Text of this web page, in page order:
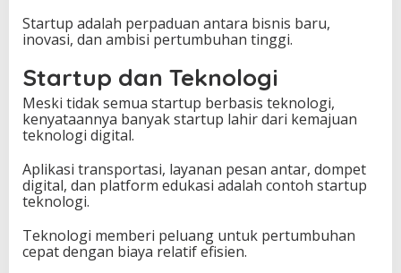
Startup adalah perpaduan antara bisnis baru,
inovasi, dan ambisi pertumbuhan tinggi.
Startup dan Teknologi
Meski tidak semua startup berbasis teknologi,
kenyataannya banyak startup lahir dari kemajuan
teknologi digital.
Aplikasi transportasi, layanan pesan antar, dompet
digital, dan platform edukasi adalah contoh startup
teknologi.
Teknologi memberi peluang untuk pertumbuhan
cepat dengan biaya relatif efisien.